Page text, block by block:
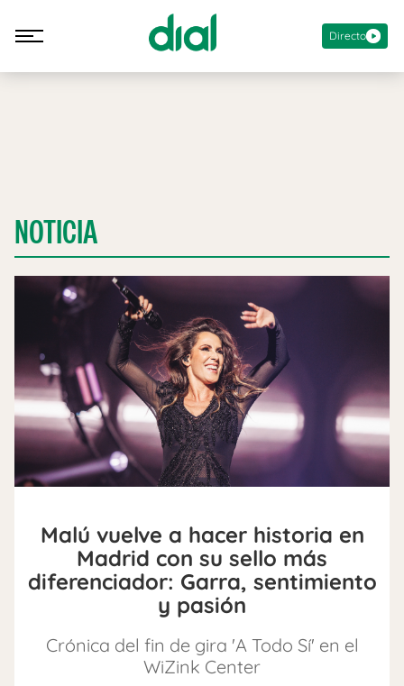
Directo
NOTICIA
Malú vuelve a hacer historia en
Madrid con su sello más
diferenciador: Garra, sentimiento
y pasión
Crónica del fin de gira 'A Todo Sí' en el
WiZink Center